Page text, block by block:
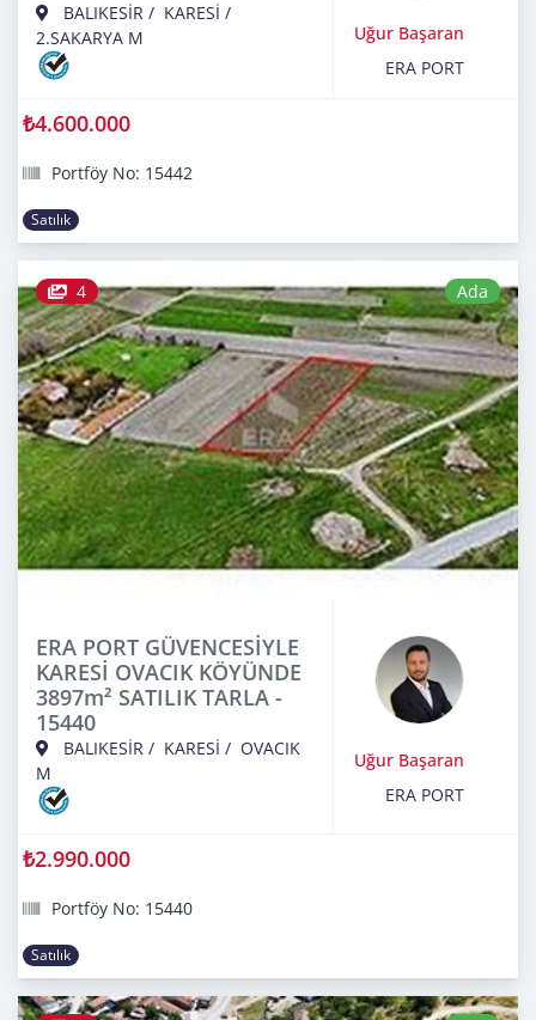
BALIKESİR / KARESİ /
2.SAKARYA M
Uğur Başaran
ERA PORT
₺4.600.000
Portföy No: 15442
Satılık
4 Ada
ERA PORT GÜVENCESİYLE
KARESİ OVACIK KÖYÜNDE
3897m² SATILIK TARLA -
15440
BALIKESİR / KARESİ / OVACIK
M
Uğur Başaran
ERA PORT
₺2.990.000
Portföy No: 15440
Satılık